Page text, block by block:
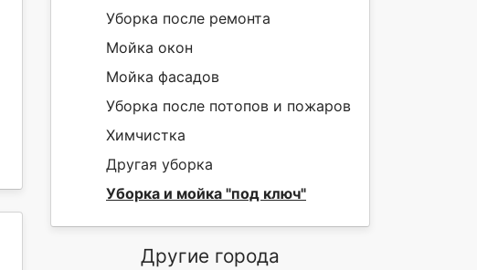
Уборка после ремонта
Мойка окон
Мойка фасадов
Уборка после потопов и пожаров
Химчистка
Другая уборка
Уборка и мойка "под ключ"
Другие города